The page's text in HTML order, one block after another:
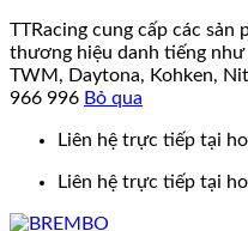
TTRacing cung cấp các sản
thương hiệu danh tiếng
TWM, Daytona, Kohken,
966 996 Bỏ qua
Liên hệ trực tiếp tại
Liên hệ trực tiếp tại